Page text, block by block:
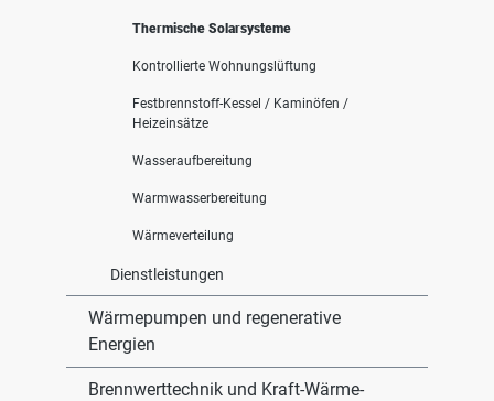
Thermische Solarsysteme
Kontrollierte Wohnungslüftung
Festbrennstoff-Kessel / Kaminöfen /
Heizeinsätze
Wasseraufbereitung
Warmwasserbereitung
Wärmeverteilung
Dienstleistungen
Wärmepumpen und regenerative
Energien
Brennwerttechnik und Kraft-Wärme-